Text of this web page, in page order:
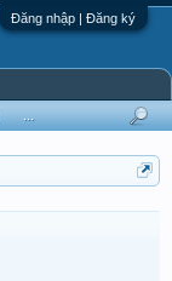
Đăng nhập | Đăng ký